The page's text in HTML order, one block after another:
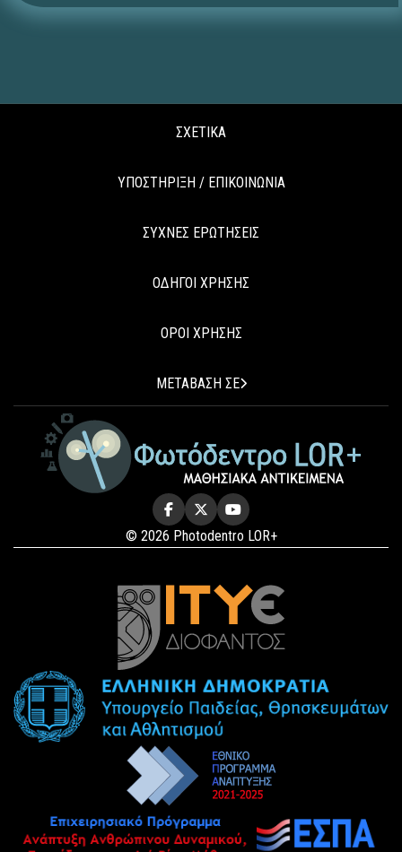
ΣΧΕΤΙΚΑ
ΥΠΟΣΤΗΡΙΞΗ / ΕΠΙΚΟΙΝΩΝΙΑ
ΣΥΧΝΕΣ ΕΡΩΤΗΣΕΙΣ
ΟΔΗΓΟΙ ΧΡΗΣΗΣ
ΟΡΟΙ ΧΡΗΣΗΣ
ΜΕΤΑΒΑΣΗ ΣΕ
© 2026 Photodentro LOR+